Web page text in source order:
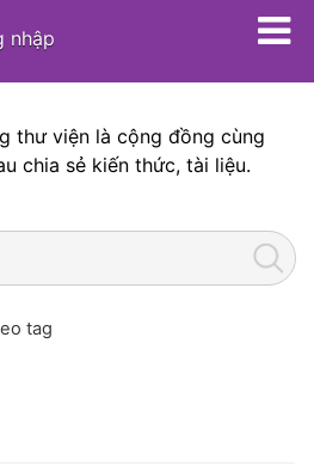
nhập
thư viện là cộng đồng cùng
chia sẻ kiến thức, tài liệu.
tag